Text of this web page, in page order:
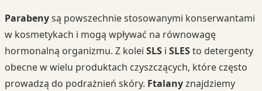
Parabenysą powszechnie stosowanymi konserwantami
w kosmetykach i mogą wpływać na równowagę
hormonalną organizmu. Z kolei SLS i SLESto detergenty
obecne w wielu produktach czyszczących, które często
prowadzą do podrażnień skóry. Ftalanyznajdziemy